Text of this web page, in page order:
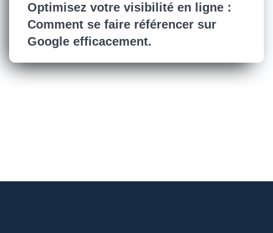
Optimisez votre visibilité en ligne :
Comment se faire référencer sur
Google efficacement.